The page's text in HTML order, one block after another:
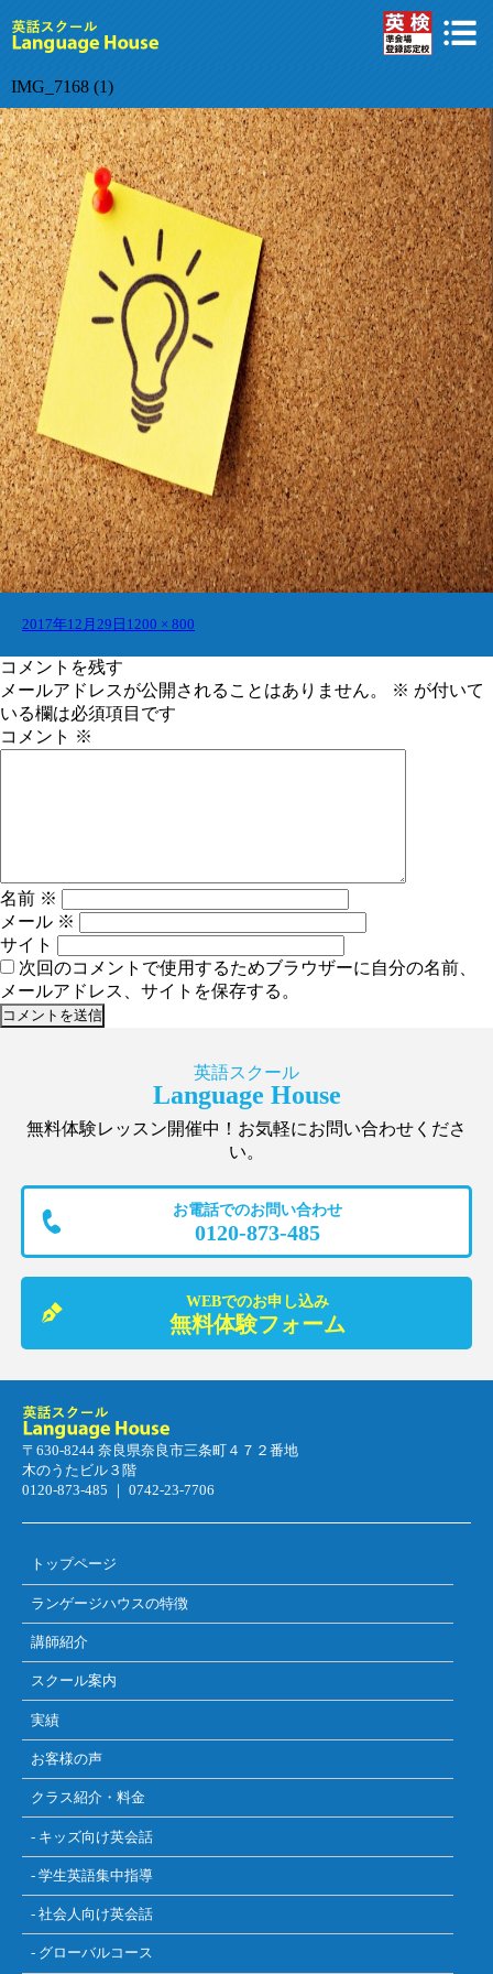
IMG_7168 (1)
投
日:
2017年12月29日 フ
イ
ズ
1200 × 800
コメントを残す
メールアドレスが公開されることはありません。
※ が付いて
いる欄は必須項目です
コメント ※
名前 ※
メール ※
サイト
次回のコメントで使用するためブラウザーに自分の名前、
メールアドレス、サイトを保存する。
英語スクール
Language House
無料体験レッスン開催中！お気軽にお問い合わせくださ
い。
お電話でのお問い合わせ
0120-873-485
WEBでのお申し込み
無料体験フォーム
〒630-8244 奈良県奈良市三条町４７２番地
木のうたビル３階
0120-873-485 ｜ 0742-23-7706
トップページ
ランゲージハウスの特徴
講師紹介
スクール案内
実績
お客様の声
クラス紹介・料金
- キッズ向け英会話
- 学生英語集中指導
- 社会人向け英会話
- グローバルコース